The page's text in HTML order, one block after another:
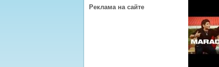
Реклама на сайте